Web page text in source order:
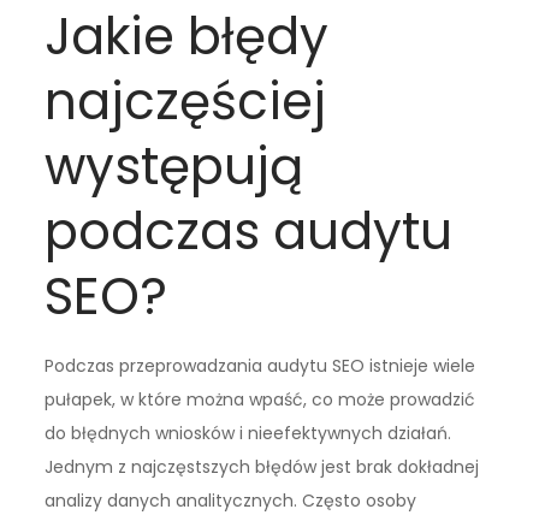
Jakie błędy
najczęściej
występują
podczas audytu
SEO?
Podczas przeprowadzania audytu SEO istnieje wiele
pułapek, w które można wpaść, co może prowadzić
do błędnych wniosków i nieefektywnych działań.
Jednym z najczęstszych błędów jest brak dokładnej
analizy danych analitycznych. Często osoby